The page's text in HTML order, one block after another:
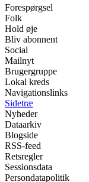
Forespørgsel
Folk
Hold øje
Bliv abonnent
Social
Mailnyt
Brugergruppe
Lokal kreds
Navigationslinks
Sidetræ
Nyheder
Dataarkiv
Blogside
RSS-feed
Retsregler
Sessionsdata
Persondatapolitik